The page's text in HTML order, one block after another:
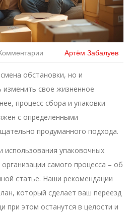
Артём Забалуев
обстановки, но и
свое жизненное
процесс сбора и упаковки
с определенными
продуманного подхода.
использования упаковочных
самого процесса – об
статье. Наши рекомендации
который сделает ваш переезд
при этом останутся в целости и